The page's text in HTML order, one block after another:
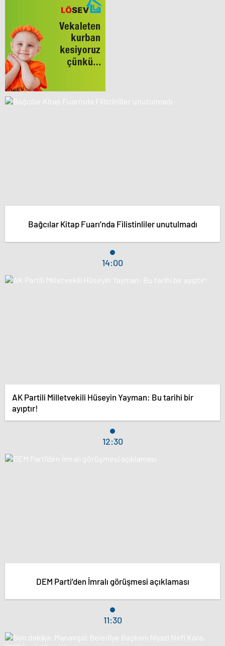
Bağcılar Kitap Fuarı’nda Filistinliler unutulmadı
14:00
AK Partili Milletvekili Hüseyin Yayman: Bu tarihi bir
ayıptır!
12:30
DEM Parti’den İmralı görüşmesi açıklaması
11:30